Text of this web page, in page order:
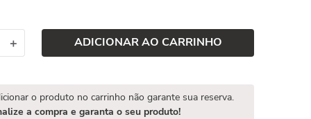
＋ ADICIONAR AO CARRINHO
o produto no carrinho não garante sua reserva.
a compra e garanta o seu produto!